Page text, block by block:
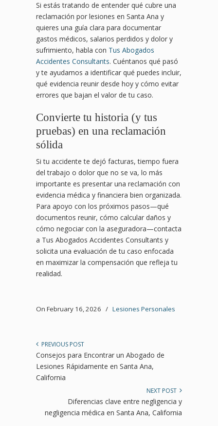
Si estás tratando de entender qué cubre una
reclamación por lesiones en Santa Ana y
quieres una guía clara para documentar
gastos médicos, salarios perdidos y dolor y
sufrimiento, habla con Tus Abogados
Accidentes Consultants. Cuéntanos qué pasó
y te ayudamos a identificar qué puedes incluir,
qué evidencia reunir desde hoy y cómo evitar
errores que bajan el valor de tu caso.
Convierte tu historia (y tus
pruebas) en una reclamación
sólida
Si tu accidente te dejó facturas, tiempo fuera
del trabajo o dolor que no se va, lo más
importante es presentar una reclamación con
evidencia médica y financiera bien organizada.
Para apoyo con los próximos pasos—qué
documentos reunir, cómo calcular daños y
cómo negociar con la aseguradora—contacta
a Tus Abogados Accidentes Consultants y
solicita una evaluación de tu caso enfocada
en maximizar la compensación que refleja tu
realidad.
On February 16, 2026 / Lesiones Personales
PREVIOUS POST
Consejos para Encontrar un Abogado de
Lesiones Rápidamente en Santa Ana,
California
NEXT POST
Diferencias clave entre negligencia y
negligencia médica en Santa Ana, California